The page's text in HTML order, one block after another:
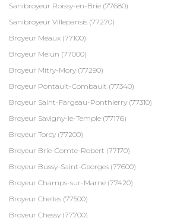
Sanibroyeur Roissy-en-Brie (77680)
Sanibroyeur Villeparisis (77270)
Broyeur Meaux (77100)
Broyeur Melun (77000)
Broyeur Mitry-Mory (77290)
Broyeur Pontault-Combault (77340)
Broyeur Saint-Fargeau-Ponthierry (77310)
Broyeur Savigny-le-Temple (77176)
Broyeur Torcy (77200)
Broyeur Brie-Comte-Robert (77170)
Broyeur Bussy-Saint-Georges (77600)
Broyeur Champs-sur-Marne (77420)
Broyeur Chelles (77500)
Broyeur Chessy (77700)